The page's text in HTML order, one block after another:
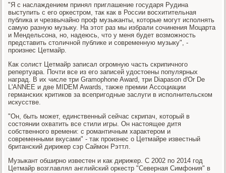
"Я с наслаждением принял приглашение государя Рудина
выступить с его оркестром, так как в России восхитительная
публика и чрезвычайно проф музыканты, которые могут исполнять
самую разную музыку. На этот раз мы избрали сочинения Моцарта
и Мендельсона, но, надеюсь, что у меня будет возможность
представить столичной публике и современную музыку", -
произнес Цетмайр.
Как солист Цетмайр записал огромную часть скрипичного
репертуара. Почти все из его записей удостоены популярных
наград. В их числе три Gramophone Award, три Diapason d'Or De
L'ANNEE и две MIDEM Awards, также премии Ассоциации
германских критиков за всепригодные заслуги в исполнительском
искусстве.
"Он, быть может, единственный сейчас скрипач, который в
состоянии охватить все стили игры. Он настоящее дитя
собственного времени: с романтичным характером и
современными вкусами" - так произнес о Цетмайре известный
британский дирижер сэр Саймон Рэттл.
Музыкант обширно известен и как дирижер. С 2002 по 2014 год
Цетмайр возглавлял английский оркестр "Северная Симфония" в